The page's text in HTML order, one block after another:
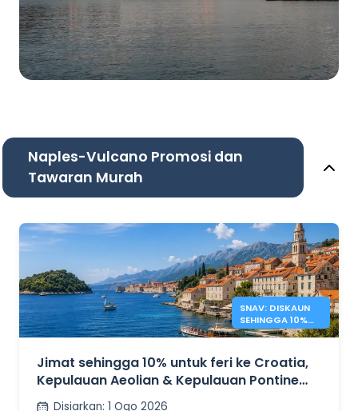
Naples-Vulcano Promosi dan
Tawaran Murah
SNAV: DISKAUN
SEHINGGA 10%
UNTUK FERI
ITALI
Jimat sehingga 10% untuk feri ke Croatia,
Kepulauan Aeolian & Kepulauan Pontine
dengan SNAV
Disiarkan: 1 Ogo 2026